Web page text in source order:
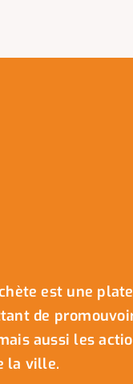
est une
de
aussi les
la ville.